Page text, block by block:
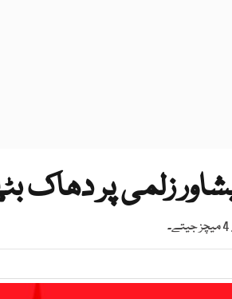
پشاور زلمی پر دھاک